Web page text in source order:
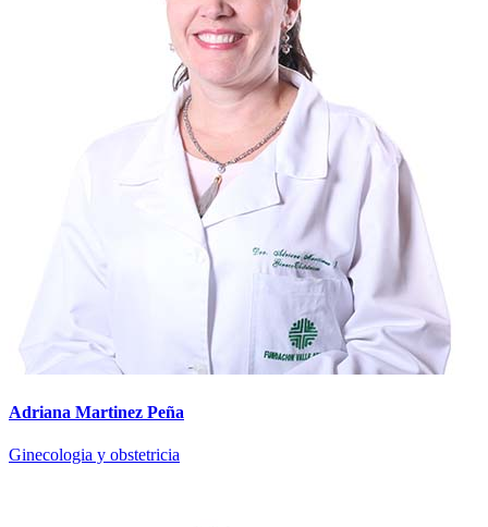
Adriana Martinez Peña
Ginecologia y obstetricia